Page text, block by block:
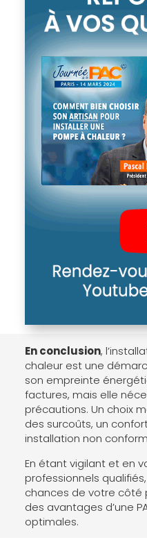
En conclusion,
chaleur est une
son empreinte
factures, mais elle
précautions. Un choix
des surcoûts, un
installation non
En étant vigilant et en
professionnels
chances de votre côté
des avantages d’une
optimales.